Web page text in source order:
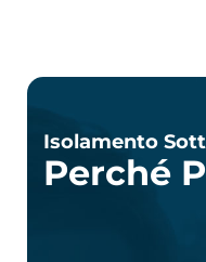
Isolamento
Perché